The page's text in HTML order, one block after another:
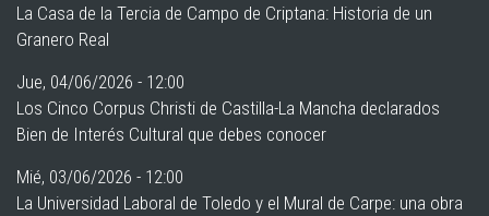
La Casa de la Tercia de Campo de Criptana: Historia de un
Granero Real
Jue, 04/06/2026 - 12:00
Los Cinco Corpus Christi de Castilla-La Mancha declarados
Bien de Interés Cultural que debes conocer
Mié, 03/06/2026 - 12:00
La Universidad Laboral de Toledo y el Mural de Carpe: una obra